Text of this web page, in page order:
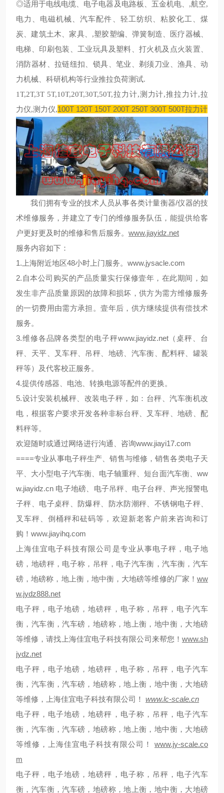
◎适用于电线电缆、电子电器及电路板、五金机电、 ,航空,
电力、电磁机械、汽车配件、轻工纺织、粘胶化工、煤
炭、建筑土木、家具、 ,塑胶塑编、弹簧制造、医疗器械、
电梯、印刷包装、工业玩具及塑料、打火机及点火装置、
消防器材、拉链纽扣、锁具、笔业、剃须刀业、渔具、动
力机械、科研机构等行业推拉负荷测试.
1T,2T,3T 5T,10T,20T,30T,50T,拉力计,测力计,推拉力计,拉
力仪,测力仪,100T 120T 150T 200T 250T 300T 500T拉力计
我们拥有专业的技术人员从事各类计量衡器/仪器的技
术维修服务，并建立了专门的维修服务队伍，能提供给客
户更好更及时的维修和售后服务。 www.jiayidz.net
服务内容如下：
1.上海附近地区48小时上门服务。 www.jysacle.com
2.自本公司购买的产品质量实行保修壹年，在此期间，如
发生非产品质量原因的故障和损坏，供方为需方维修服务
的一切费用由需方承担。壹年后，供方继续提供有偿技术
服务。
3.维修各品牌各类型的电子秤www.jiayidz.net（桌秤、台
秤、天平、叉车秤、吊秤、地磅、汽车衡、配料秤、罐装
秤等）及代客校正服务。
4.提供传感器、电池、转换电源等配件的更换。
5.设计安装机械秤、改装电子秤，如：台秤、汽车衡机改
电，根据客户要求开发各种非标台秤、叉车秤、地磅、配
料秤等。
欢迎随时或通过网络进行沟通、咨询www.jiayi17.com
====专业从事电子秤生产、销售与维修，销售各类电子天
平、大小型电子汽车衡、电子轴重秤、短台面汽车衡、 ww
w.jiayidz.cn 电子地磅、电子吊秤、电子台秤、声光报警电
子秤、电子桌秤、防爆秤、防水防潮秤、不锈钢电子秤、
叉车秤、倒桶秤和砝码等，欢迎新老客户前来咨询和订
购！ www.jiayihq.com
上海佳宜电子科技有限公司是专业从事电子秤，电子地
磅，地磅秤，电子称，吊秤，电子汽车衡，汽车衡，汽车
磅，地磅称，地上衡，地中衡，大地磅等维修的厂家！ ww
w.jydz888.net
电子秤，电子地磅，地磅秤，电子称，吊秤，电子汽车
衡，汽车衡，汽车磅，地磅称，地上衡，地中衡，大地磅
等维修，请找上海佳宜电子科技有限公司来帮您！ www.sh
jydz.net
电子秤，电子地磅，地磅秤，电子称，吊秤，电子汽车
衡，汽车衡，汽车磅，地磅称，地上衡，地中衡，大地磅
等维修，上海佳宜电子科技有限公司！ www.lc-scale.cn
电子秤，电子地磅，地磅秤，电子称，吊秤，电子汽车
衡，汽车衡，汽车磅，地磅称，地上衡，地中衡，大地磅
等维修，上海佳宜电子科技有限公司！
www.jy-scale.co
m
电子秤，电子地磅，地磅秤，电子称，吊秤，电子汽车
衡，汽车衡，汽车磅，地磅称，地上衡，地中衡，大地磅